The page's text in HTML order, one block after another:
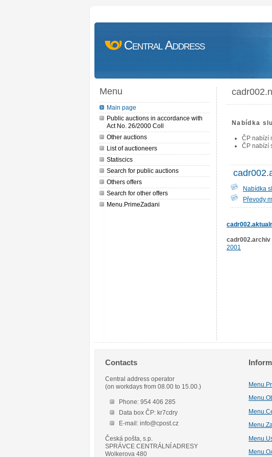
Central Address
Menu
Main page
Public auctions in accordance with
Act No. 26/2000 Coll
Other auctions
List of auctioneers
Statiscics
Search for public auctions
Others offers
Search for other offers
Menu.PrimeZadani
Nabídka
ČP nabízí
ČP nabízí
Nabídka
Převody
cadr002.archiv
2001
Contacts
Central address operator
(on workdays from 08.00 to 15.00.)
Phone: 954 406 285
Data box ČP: kr7cdry
E-mail: info@cpost.cz
Česká pošta, s.p.
SPRÁVCE CENTRÁLNÍ ADRESY
Wolkerova 480